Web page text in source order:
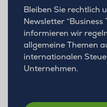
Bleiben Sie rechtlich
Newsletter “Business
informieren wir
allgemeine Themen
internationalen
Unternehmen.